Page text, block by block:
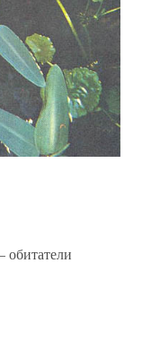
обитатели